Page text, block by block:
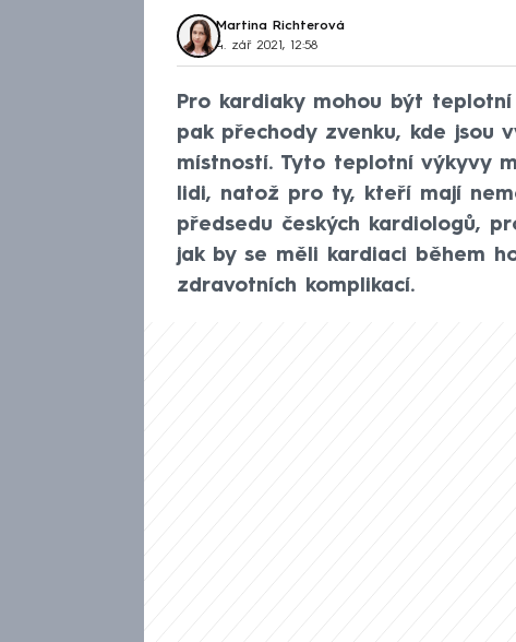
Martina Richterová
4. zář 2021, 12:58
Pro kardiaky mohou být
pak přechody zvenku, kde jsou
místností. Tyto teplotní výkyvy
lidi, natož pro ty, kteří mají
předsedu českých kardiologů,
jak by se měli kardiaci během
zdravotních komplikací.